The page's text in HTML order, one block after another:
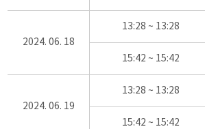
2024. 06. 18
13:28 ~ 13:28
15:42 ~ 15:42
2024. 06. 19
13:28 ~ 13:28
15:42 ~ 15:42